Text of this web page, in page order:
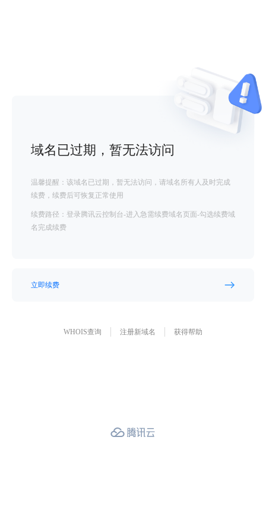
域名已过期，暂无法访问
温馨提醒：该域名已过期，暂无法访问，请域名所有人及时完成
续费，续费后可恢复正常使用
续费路径：登录腾讯云控制台-进入急需续费域名页面-勾选续费域
名完成续费
立即续费
WHOIS查询 注册新域名 获得帮助